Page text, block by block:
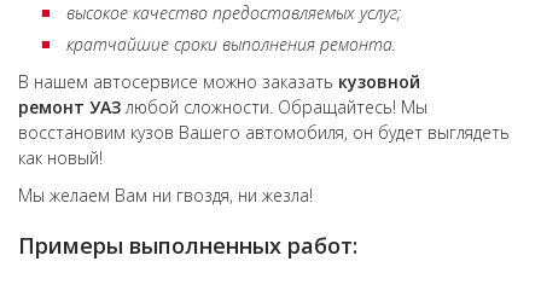
высокое качество предоставляемых услуг;
кратчайшие сроки выполнения ремонта.
В нашем автосервисе можно заказать кузовной
ремонт УАЗлюбой сложности. Обращайтесь! Мы
восстановим кузов Вашего автомобиля, он будет выглядеть
как новый!
Мы желаем Вам ни гвоздя, ни жезла!
Примеры выполненных работ: